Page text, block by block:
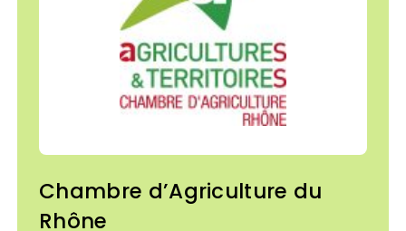
Chambre d’Agriculture du
Rhône